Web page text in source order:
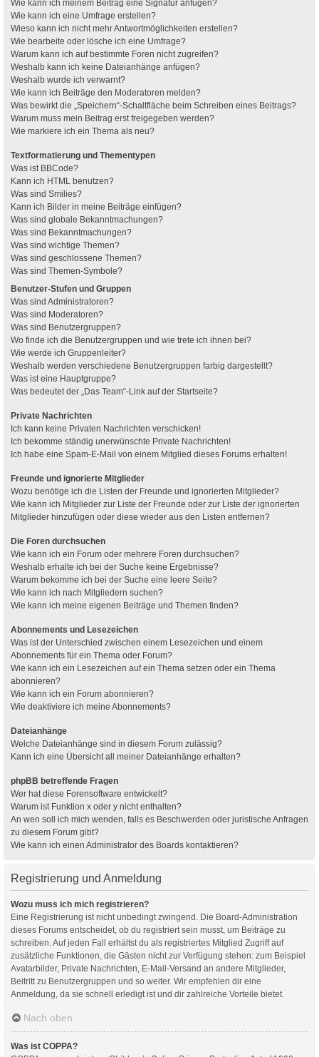
Wie kann ich meinem Beitrag eine Signatur anfügen?
Wie kann ich eine Umfrage erstellen?
Wieso kann ich nicht mehr Antwortmöglichkeiten erstellen?
Wie bearbeite oder lösche ich eine Umfrage?
Warum kann ich auf bestimmte Foren nicht zugreifen?
Weshalb kann ich keine Dateianhänge anfügen?
Weshalb wurde ich verwarnt?
Wie kann ich Beiträge den Moderatoren melden?
Was bewirkt die „Speichern“-Schaltfläche beim Schreiben eines Beitrags?
Warum muss mein Beitrag erst freigegeben werden?
Wie markiere ich ein Thema als neu?
Textformatierung und Thementypen
Was ist BBCode?
Kann ich HTML benutzen?
Was sind Smilies?
Kann ich Bilder in meine Beiträge einfügen?
Was sind globale Bekanntmachungen?
Was sind Bekanntmachungen?
Was sind wichtige Themen?
Was sind geschlossene Themen?
Was sind Themen-Symbole?
Benutzer-Stufen und Gruppen
Was sind Administratoren?
Was sind Moderatoren?
Was sind Benutzergruppen?
Wo finde ich die Benutzergruppen und wie trete ich ihnen bei?
Wie werde ich Gruppenleiter?
Weshalb werden verschiedene Benutzergruppen farbig dargestellt?
Was ist eine Hauptgruppe?
Was bedeutet der „Das Team“-Link auf der Startseite?
Private Nachrichten
Ich kann keine Privaten Nachrichten verschicken!
Ich bekomme ständig unerwünschte Private Nachrichten!
Ich habe eine Spam-E-Mail von einem Mitglied dieses Forums erhalten!
Freunde und ignorierte Mitglieder
Wozu benötige ich die Listen der Freunde und ignorierten Mitglieder?
Wie kann ich Mitglieder zur Liste der Freunde oder zur Liste der ignorierten
Mitglieder hinzufügen oder diese wieder aus den Listen entfernen?
Die Foren durchsuchen
Wie kann ich ein Forum oder mehrere Foren durchsuchen?
Weshalb erhalte ich bei der Suche keine Ergebnisse?
Warum bekomme ich bei der Suche eine leere Seite?
Wie kann ich nach Mitgliedern suchen?
Wie kann ich meine eigenen Beiträge und Themen finden?
Abonnements und Lesezeichen
Was ist der Unterschied zwischen einem Lesezeichen und einem
Abonnements für ein Thema oder Forum?
Wie kann ich ein Lesezeichen auf ein Thema setzen oder ein Thema
abonnieren?
Wie kann ich ein Forum abonnieren?
Wie deaktiviere ich meine Abonnements?
Dateianhänge
Welche Dateianhänge sind in diesem Forum zulässig?
Kann ich eine Übersicht all meiner Dateianhänge erhalten?
phpBB betreffende Fragen
Wer hat diese Forensoftware entwickelt?
Warum ist Funktion x oder y nicht enthalten?
An wen soll ich mich wenden, falls es Beschwerden oder juristische Anfragen
zu diesem Forum gibt?
Wie kann ich einen Administrator des Boards kontaktieren?
Registrierung und Anmeldung
Wozu muss ich mich registrieren?
Eine Registrierung ist nicht unbedingt zwingend. Die Board-Administration
dieses Forums entscheidet, ob du registriert sein musst, um Beiträge zu
schreiben. Auf jeden Fall erhältst du als registriertes Mitglied Zugriff auf
zusätzliche Funktionen, die Gästen nicht zur Verfügung stehen: zum Beispiel
Avatarbilder, Private Nachrichten, E-Mail-Versand an andere Mitglieder,
Beitritt zu Benutzergruppen und so weiter. Wir empfehlen dir eine
Anmeldung, da sie schnell erledigt ist und dir zahlreiche Vorteile bietet.
Nach oben
Was ist COPPA?